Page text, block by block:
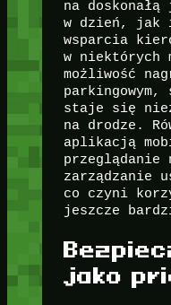
na doskonałą
w dzień, jak i
wsparcia
w niektórych
możliwość
staje się
na drodze.
aplikacją
przeglądanie
zarządzanie
co czyni
jeszcze
jako